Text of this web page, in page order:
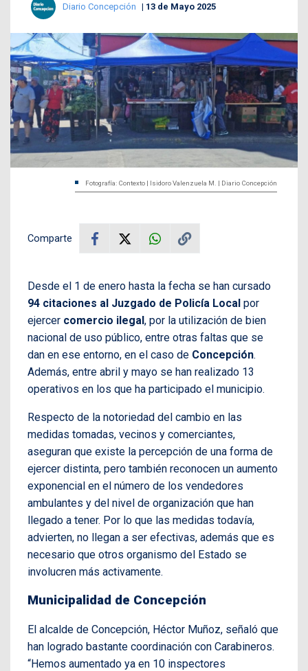
Diario Concepción 13 de Mayo 2025
Fotografía: Contexto | Isidoro Valenzuela M. | Diario Concepción
Comparte
Desde el 1 de enero hasta la fecha se han cursado
94 citaciones al Juzgado de Policía Local por
ejercer comercio ilegal , por la utilización de bien
nacional de uso público, entre otras faltas que se
dan en ese entorno, en el caso de Concepción.
Además, entre abril y mayo se han realizado 13
operativos en los que ha participado el municipio.
Respecto de la notoriedad del cambio en las
medidas tomadas, vecinos y comerciantes,
aseguran que existe la percepción de una forma de
ejercer distinta, pero también reconocen un aumento
exponencial en el número de los vendedores
ambulantes y del nivel de organización que han
llegado a tener. Por lo que las medidas todavía,
advierten, no llegan a ser efectivas, además que es
necesario que otros organismo del Estado se
involucren más activamente.
Municipalidad de Concepción
El alcalde de Concepción, Héctor Muñoz, señaló que
han logrado bastante coordinación con Carabineros.
“Hemos aumentado ya en 10 inspectores